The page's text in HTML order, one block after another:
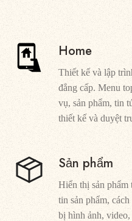
Home
Thiết kế và lập
đẳng cấp. Menu
vụ, sản phẩm, tin
thiết kế và duyệt
Sản phẩm
Hiển thị sản phẩm
tin sản phẩm,
bị hình ảnh, video,